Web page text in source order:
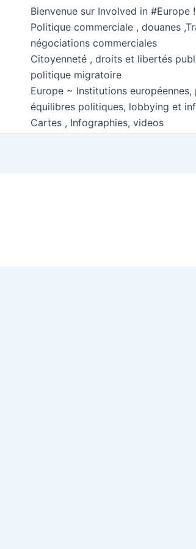
Bienvenue sur Involved in #Europe !
Politique commerciale , douanes
négociations commerciales
Citoyenneté , droits et libertés
politique migratoire
Europe ~ Institutions européennes,
équilibres politiques, lobbying et
Cartes , Infographies, videos